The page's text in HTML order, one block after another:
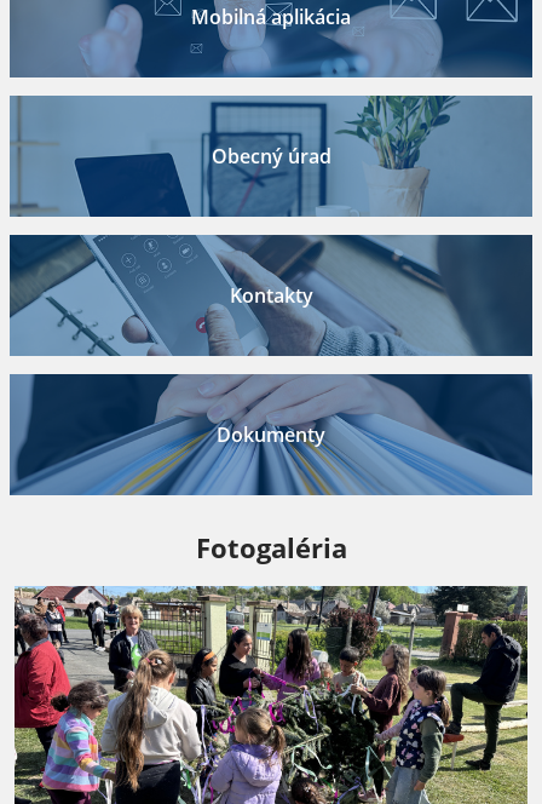
Mobilná aplikácia
Obecný úrad
Kontakty
Dokumenty
Fotogaléria